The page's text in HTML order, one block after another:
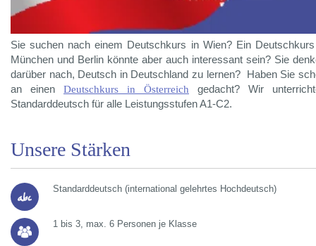
Sie suchen nach einem Deutschkurs in Wien? Ein
München und Berlin könnte aber auch interessant sein? Sie
darüber nach, Deutsch in Deutschland zu lernen? Haben Sie
an einen Deutschkurs in Österreich gedacht? Wir
Standarddeutsch für alle Leistungsstufen A1-C2.
Unsere Stärken
Standarddeutsch (international gelehrtes Hochdeutsch)
1 bis 3, max. 6 Personen je Klasse